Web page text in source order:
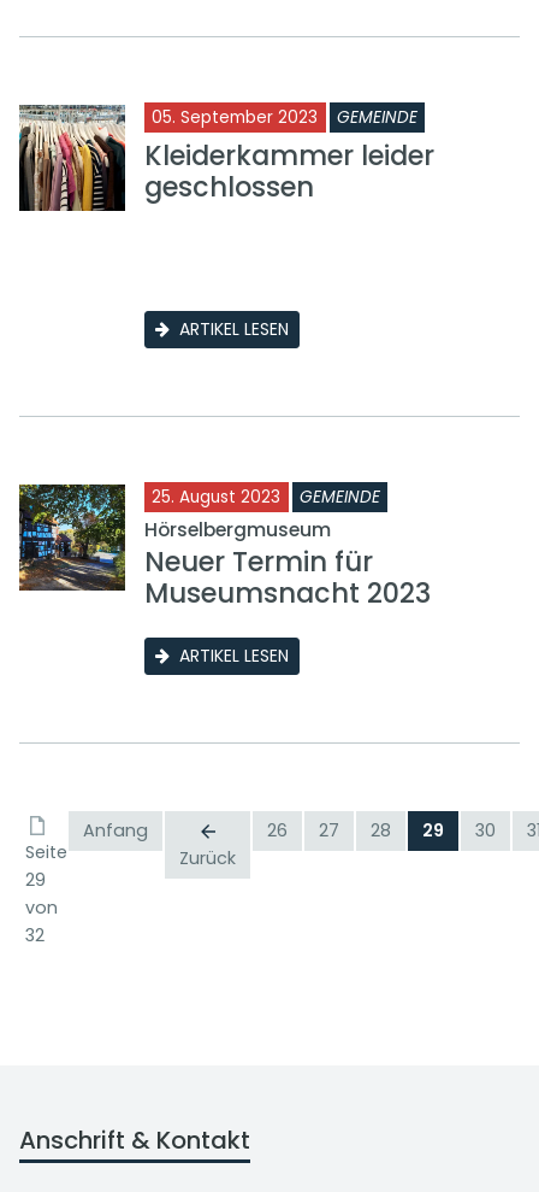
05. September 2023 GEMEINDE
Kleiderkammer leider
geschlossen
ARTIKEL LESEN
25. August 2023 GEMEINDE
Hörselbergmuseum
Neuer Termin für
Museumsnacht 2023
ARTIKEL LESEN
Seite
29
von
32
Anfang
Zurück
26 27 28 29 30
Anschrift & Kontakt